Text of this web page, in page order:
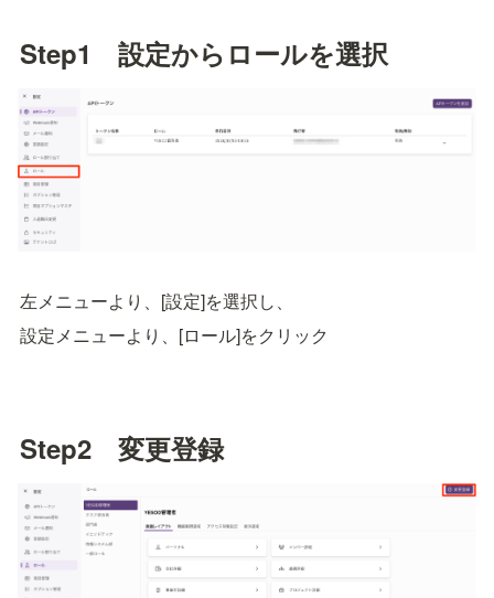
Step1　設定からロールを選択
左メニューより、[設定]を選択し、
設定メニューより、[ロール]をクリック
Step2　変更登録